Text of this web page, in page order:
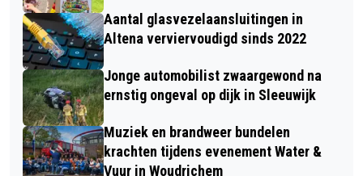
Aantal glasvezelaansluitingen in
Altena verviervoudigd sinds 2022
Jonge automobilist zwaargewond na
ernstig ongeval op dijk in Sleeuwijk
Muziek en brandweer bundelen
krachten tijdens evenement Water &
Vuur in Woudrichem